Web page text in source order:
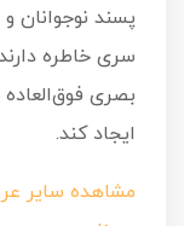
پسند نوجوانان
سری خاطره
بصری
ایجاد کند.
مشاهده سایر